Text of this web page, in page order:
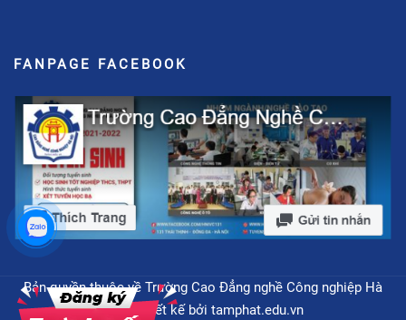
FANPAGE FACEBOOK
Bản quyền thuộc về Trường Cao Đẳng nghề Công nghiệp Hà
Nội - Thiết kế bởi tamphat.edu.vn